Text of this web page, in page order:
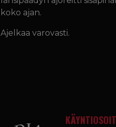
koko ajan.
Ajelkaa varovasti.